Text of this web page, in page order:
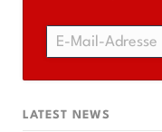
E-
Mail-
LATEST NEWS